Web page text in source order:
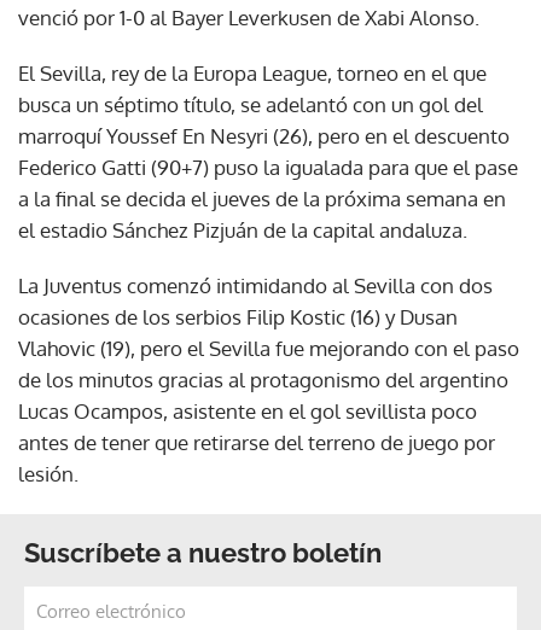
venció por 1-0 al Bayer Leverkusen de Xabi Alonso.
El Sevilla, rey de la Europa League, torneo en el que
busca un séptimo título, se adelantó con un gol del
marroquí Youssef En Nesyri (26), pero en el descuento
Federico Gatti (90+7) puso la igualada para que el pase
a la final se decida el jueves de la próxima semana en
el estadio Sánchez Pizjuán de la capital andaluza.
La Juventus comenzó intimidando al Sevilla con dos
ocasiones de los serbios Filip Kostic (16) y Dusan
Vlahovic (19), pero el Sevilla fue mejorando con el paso
de los minutos gracias al protagonismo del argentino
Lucas Ocampos, asistente en el gol sevillista poco
antes de tener que retirarse del terreno de juego por
lesión.
Suscríbete a nuestro boletín